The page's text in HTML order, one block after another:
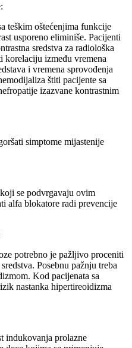
teškim oštećenjima funkcije
usporeno eliminiše. Pacijenti
sredstva za radiološka
između vremena
i vremena sprovođenja
štiti pacijente sa
izazvane kontrastnim
simptome mijastenije
se podvrgavaju ovim
alfa blokatore radi prevencije
potrebno je pažljivo proceniti
Posebnu pažnju treba
Kod pacijenata sa
nastanka hipertireoidizma
indukovanja prolazne